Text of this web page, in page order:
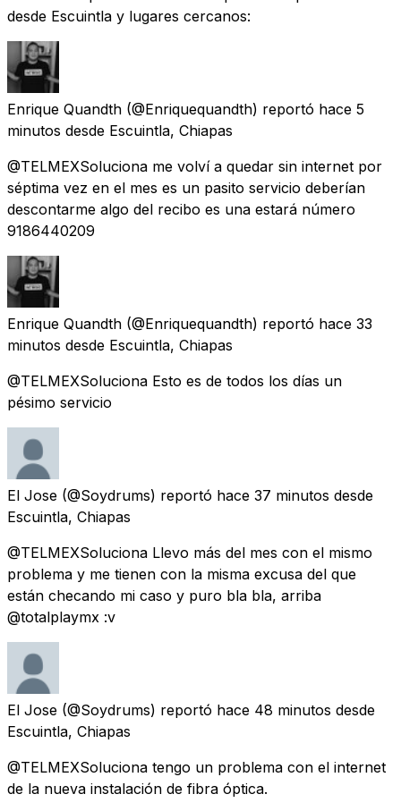
desde Escuintla y lugares cercanos:
Enrique Quandth (@Enriquequandth) reportó hace 5
minutos desde Escuintla, Chiapas
@TELMEXSoluciona me volví a quedar sin internet por
séptima vez en el mes es un pasito servicio deberían
descontarme algo del recibo es una estará número
9186440209
Enrique Quandth (@Enriquequandth) reportó hace 33
minutos desde Escuintla, Chiapas
@TELMEXSoluciona Esto es de todos los días un
pésimo servicio
El Jose (@Soydrums) reportó hace 37 minutos desde
Escuintla, Chiapas
@TELMEXSoluciona Llevo más del mes con el mismo
problema y me tienen con la misma excusa del que
están checando mi caso y puro bla bla, arriba
@totalplaymx :v
El Jose (@Soydrums) reportó hace 48 minutos desde
Escuintla, Chiapas
@TELMEXSoluciona tengo un problema con el internet
de la nueva instalación de fibra óptica.